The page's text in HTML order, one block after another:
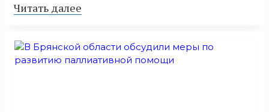
Читать далее